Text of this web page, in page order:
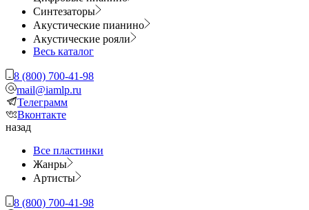
Синтезаторы
Акустические пианино
Акустические рояли
Весь каталог
8 (800) 700-41-98
mail@iamlp.ru
Телеграмм
Вконтакте
назад
Все пластинки
Жанры
Артисты
8 (800) 700-41-98